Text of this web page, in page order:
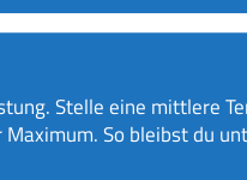
Stelle eine mittlere
So bleibst du